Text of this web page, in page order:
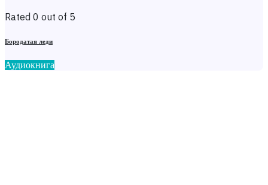
Rated 0 out of 5
Бородатая леди
Аудиокнига